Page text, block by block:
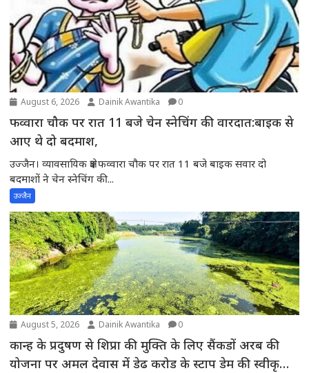
August 6, 2026 Dainik Awantika 0
फव्वारा चौक पर रात 11 बजे चेन स्नेचिंग की वारदात:बाइक से
आए थे दो बदमाश,
उज्जैन। व्यावसायिक क्षेत्र फव्वारा चौक पर रात 11 बजे बाइक सवार दो
बदमाशों ने चेन स्नेचिंग की...
उज्जैन
August 5, 2026 Dainik Awantika 0
कान्ह के प्रदुषण से शिप्रा की मुक्ति के लिए सैंकडों अरब की
योजना पर अमल देवास में डेढ करोड के स्टाप डेम की स्वीकृति